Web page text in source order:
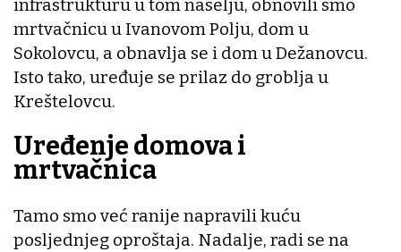
infrastrukturu u tom naselju, obnovili smo
mrtvačnicu u Ivanovom Polju, dom u
Sokolovcu, a obnavlja se i dom u Dežanovcu.
Isto tako, uređuje se prilaz do groblja u
Kreštelovcu.
Uređenje domova i
mrtvačnica
Tamo smo već ranije napravili kuću
posljednjeg oproštaja. Nadalje, radi se na